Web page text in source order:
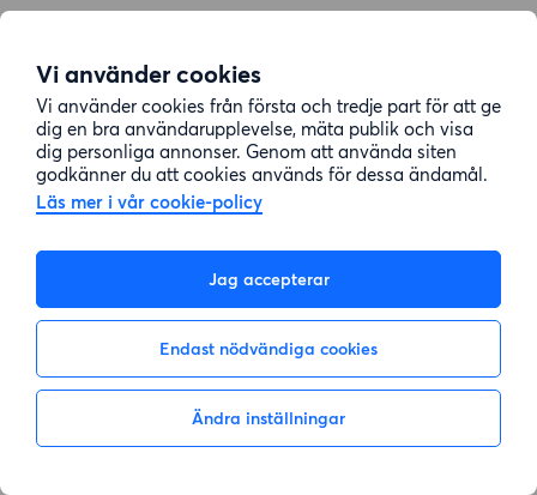
Vi använder cookies
Vi använder cookies från första och tredje part för att ge
dig en bra användarupplevelse, mäta publik och visa
dig personliga annonser. Genom att använda siten
godkänner du att cookies används för dessa ändamål.
Läs mer i vår cookie-policy
Jag accepterar
Endast nödvändiga cookies
Ändra inställningar
Gå till sök